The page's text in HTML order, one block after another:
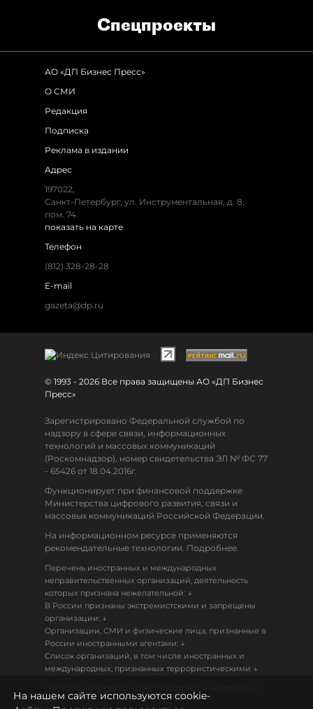
Спец­проекты
АО «ДП Бизнес Пресс»
О СМИ
Редакция
Подписка
Реклама в издании
Адрес
197022,
Санкт-Петербург, ул. Инструментальная, д. 8,
пом. 74.
показать на карте
Телефон
(812) 328-28-28
E-mail
gazeta@dp.ru
© 1993 - 2026 Все права защищены АО «ДП Бизнес
Пресс»
Зарегистрировано Федеральной службой по
надзору в сфере связи, информационных
технологий и массовых коммуникаций
(Роскомнадзор), номер свидетельства ЭЛ № ФС 77
- 65426 от 18.04.2016г.
Функционирует при финансовой поддержке
Министерства цифрового развития, связи и
массовых коммуникаций Российской Федерации.
На информационном ресурсе применяются
рекомендательные технологии. Подробнее.
Перечень иностранных и международных
неправительственных организаций, деятельность
которых признана нежелательной: ↓
В России признаны экстремистскими и запрещены
организации: ↓
Организации, СМИ и физические лица, признанные в
России иностранными агентами: ↓
Список организаций, в том числе иностранных и
международных, признанных террористическими ↓
18+
На нашем сайте используются cookie-